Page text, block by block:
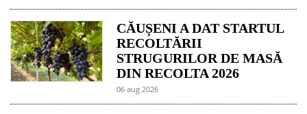
CĂUȘENI A DAT STARTUL
RECOLTĂRII
STRUGURILOR DE MASĂ
DIN RECOLTA 2026
06 aug 2026